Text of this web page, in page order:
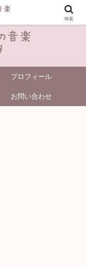
プロフィール
お問い合わせ
検索